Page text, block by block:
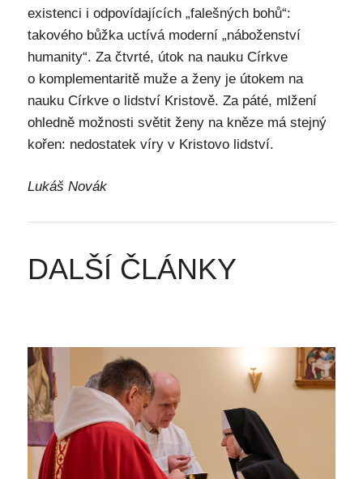
existenci i odpovídajících „falešných bohů“:
takového bůžka uctívá moderní „náboženství
humanity“. Za čtvrté, útok na nauku Církve
o komplementaritě muže a ženy je útokem na
nauku Církve o lidství Kristově. Za páté, mlžení
ohledně možnosti světit ženy na kněze má stejný
kořen: nedostatek víry v Kristovo lidství.
Lukáš Novák
DALŠÍ ČLÁNKY